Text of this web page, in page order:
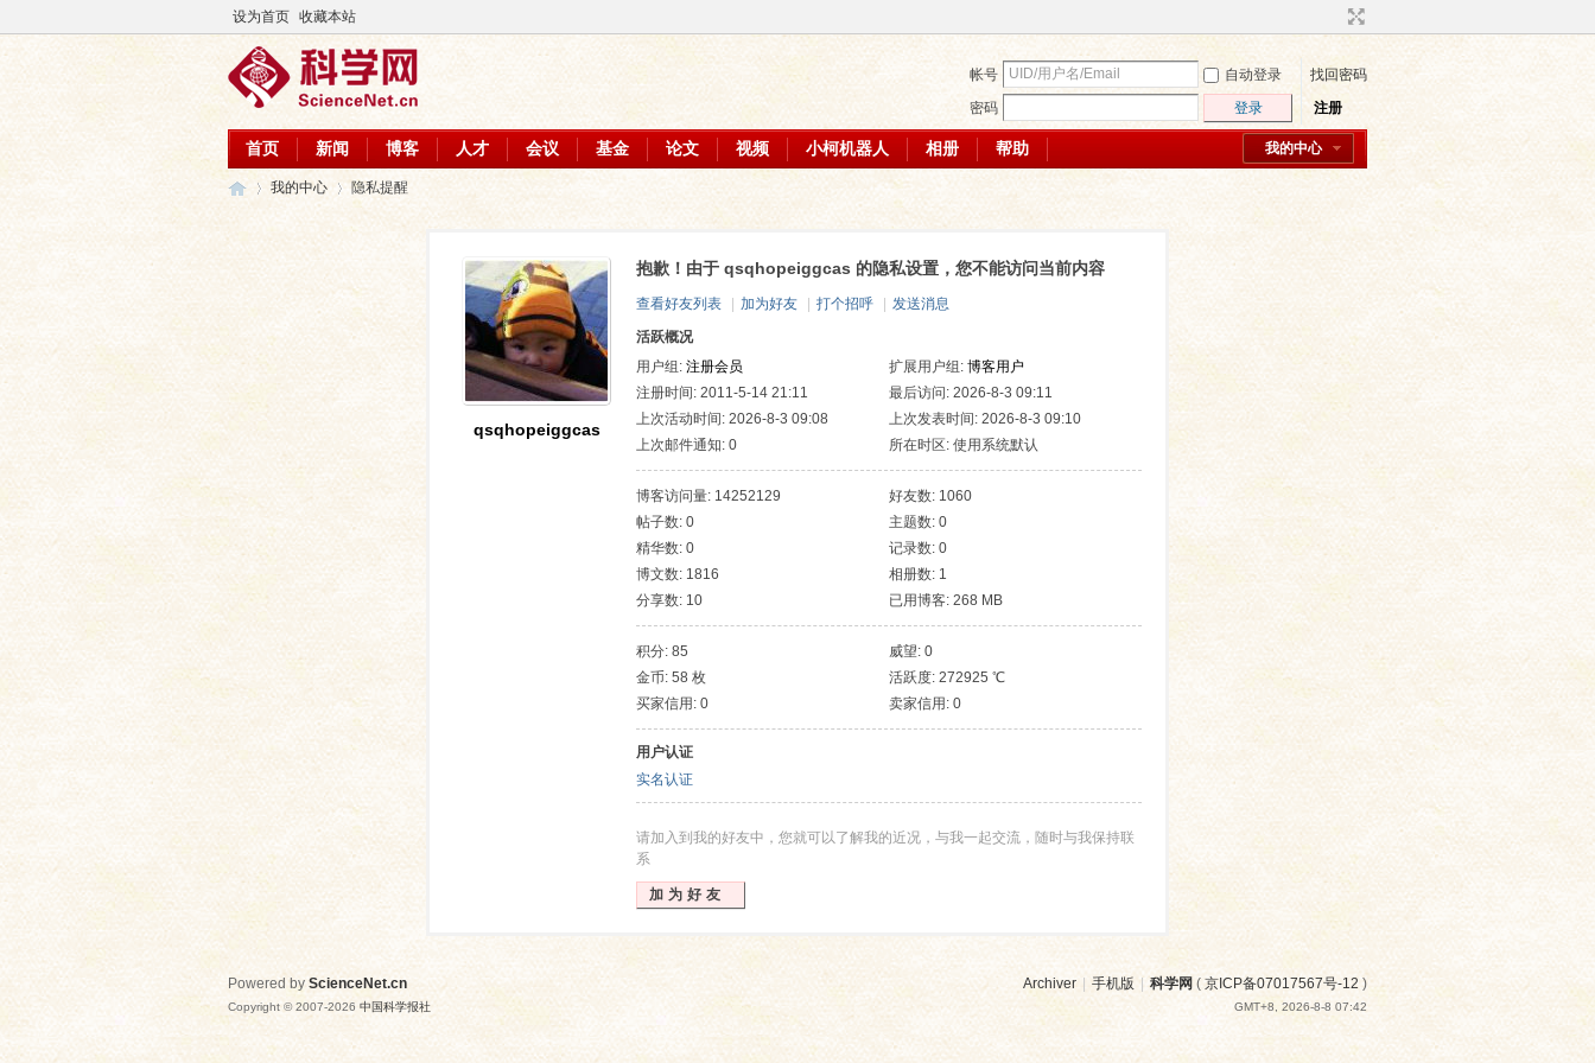
设为首页 收藏本站
帐号 自动登录
找回密码
密码
登录 注册
我的中心
首页 新闻 博客 人才 会议 基金 论文 视频 小柯机器人 相册 帮助
学
›
我的中心 隐私提醒
qsqhopeiggcas
抱歉！由于 qsqhopeiggcas 的隐私设置，您不能访问当前内容
查看好友列表 加为好友 打个招呼
发送消息
活跃概况
用户组: 注册会员 扩展用户组: 博客用户
注册时间: 2011-5-14 21:11
最后访问: 2026-8-3 09:11
上次活动时间: 2026-8-3 09:08
上次发表时间: 2026-8-3 09:10
上次邮件通知: 0
所在时区: 使用系统默认
博客访问量: 14252129
好友数: 1060
帖子数: 0
主题数: 0
精华数: 0
记录数: 0
博文数: 1816
相册数: 1
分享数: 10
已用博客: 268 MB
积分: 85
威望: 0
金币: 58 枚
活跃度: 272925 ℃
买家信用: 0
卖家信用: 0
用户认证
实名认证
请加入到我的好友中，您就可以了解我的近况，与我一起交流，随时与我保持联
系
加为好友
Archiver | 手机版 科学网 ( 京ICP备07017567号-12)
GMT+8, 2026-8-8 07:42
Powered byScienceNet.cn
Copyright © 2007-2026 中国科学报社